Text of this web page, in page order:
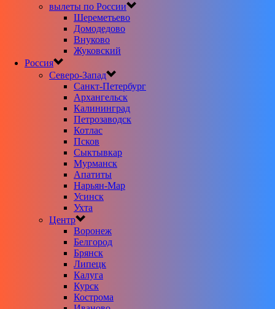
вылеты по России
Шереметьево
Домодедово
Внуково
Жуковский
Россия
Северо-Запад
Санкт-Петербург
Архангельск
Калининград
Петрозаводск
Котлас
Псков
Сыктывкар
Мурманск
Апатиты
Нарьян-Мар
Усинск
Ухта
Центр
Воронеж
Белгород
Брянск
Липецк
Калуга
Курск
Кострома